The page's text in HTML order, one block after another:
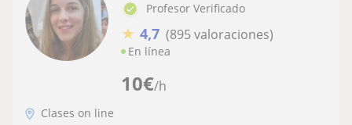
10€/h
Profesor Verificado
★ 4,7 (895 valoraciones)
En línea
Clases on line